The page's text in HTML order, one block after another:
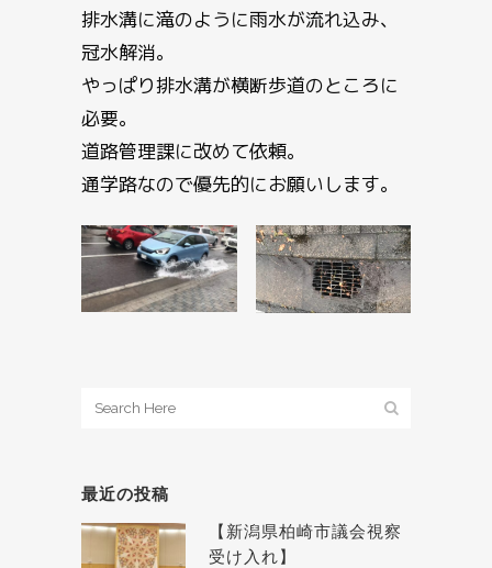
排水溝に滝のように雨水が流れ込み、
冠水解消。
やっぱり排水溝が横断歩道のところに
必要。
道路管理課に改めて依頼。
通学路なので優先的にお願いします。
最近の投稿
【新潟県柏崎市議会視察
受け入れ】